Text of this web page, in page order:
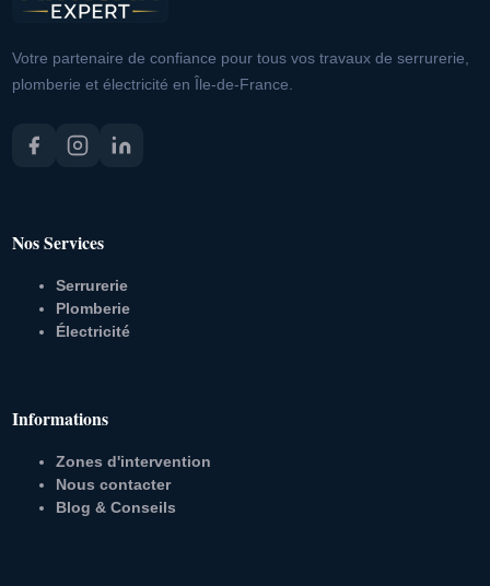
Votre partenaire de confiance pour tous vos travaux de serrurerie,
plomberie et électricité en Île-de-France.
Nos Services
Serrurerie
Plomberie
Électricité
Informations
Zones d'intervention
Nous contacter
Blog & Conseils